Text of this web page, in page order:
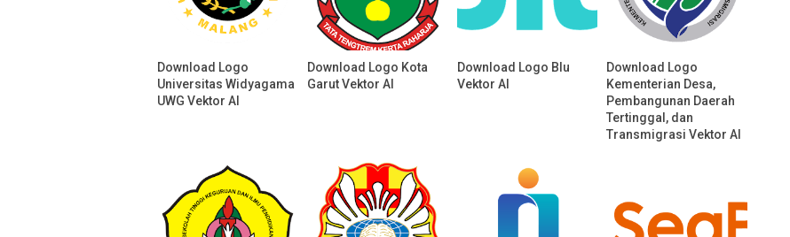
Download Logo
Universitas Widyagama
UWG Vektor AI
Download Logo Kota
Garut Vektor AI
Download Logo Blu
Vektor AI
Download Logo
Kementerian Desa,
Pembangunan Daerah
Tertinggal, dan
Transmigrasi Vektor AI